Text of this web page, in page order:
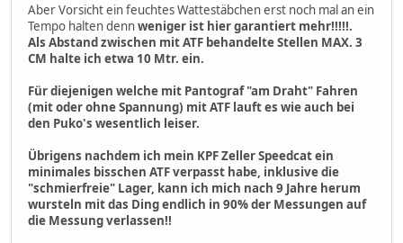
Aber Vorsicht ein feuchtes Wattestäbchen erst noch mal an ein
Tempo halten dennweniger ist hier garantiert mehr!!!!!.
Als Abstand zwischen mit ATF behandelte Stellen MAX. 3
CM halte ich etwa 10 Mtr. ein.
Für diejenigen welche mit Pantograf "am Draht" Fahren
(mit oder ohne Spannung) mit ATF lauft es wie auch bei
den Puko's wesentlich leiser.
Übrigens nachdem ich mein KPF Zeller Speedcat ein
minimales bisschen ATF verpasst habe, inklusive die
"schmierfreie" Lager, kann ich mich nach 9 Jahre herum
wursteln mit das Ding endlich in 90% der Messungen auf
die Messung verlassen!!